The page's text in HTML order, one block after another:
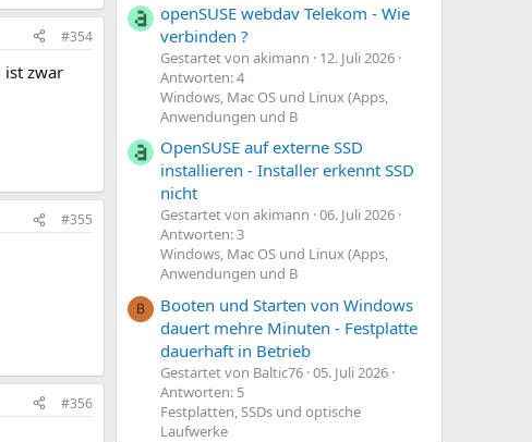
#354
ist zwar
#355
#356
openSUSE webdav Telekom - Wie
verbinden ?
Gestartet von akimann
12. Juli 2026
Antworten: 4
Windows, Mac OS und Linux (Apps,
Anwendungen und B
OpenSUSE auf externe SSD
installieren - Installer erkennt SSD
nicht
Gestartet von akimann 06. Juli 2026
Antworten: 3
Windows, Mac OS und Linux (Apps,
Anwendungen und B
B
Booten und Starten von Windows
dauert mehre Minuten - Festplatte
dauerhaft in Betrieb
Gestartet von Baltic76 05. Juli 2026
Antworten: 5
Festplatten, SSDs und optische
Laufwerke